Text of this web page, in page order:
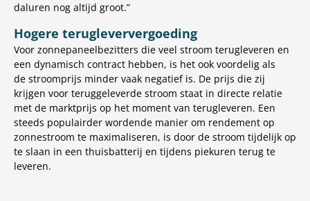
daluren nog altijd groot.”
Hogere terugleververgoeding
Voor zonnepaneelbezitters die veel stroom terugleveren en
een dynamisch contract hebben, is het ook voordelig als
de stroomprijs minder vaak negatief is. De prijs die zij
krijgen voor teruggeleverde stroom staat in directe relatie
met de marktprijs op het moment van terugleveren. Een
steeds populairder wordende manier om rendement op
zonnestroom te maximaliseren, is door de stroom tijdelijk op
te slaan in een thuisbatterij en tijdens piekuren terug te
leveren.